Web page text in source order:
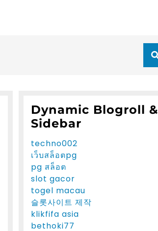
Dynamic Blogroll &
Sidebar
techno002
เว็บสล็อตpg
pg สล็อต
slot gacor
togel macau
슬롯사이트 제작
klikfifa asia
bethoki77